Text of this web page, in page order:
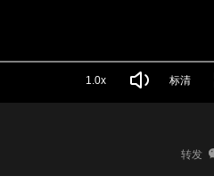
1.0x 标清
转发